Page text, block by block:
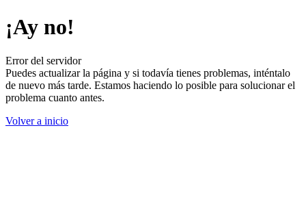
¡Ay no!
Error del servidor
Puedes actualizar la página y si todavía tienes problemas, inténtalo
de nuevo más tarde. Estamos haciendo lo posible para solucionar el
problema cuanto antes.
Volver a inicio